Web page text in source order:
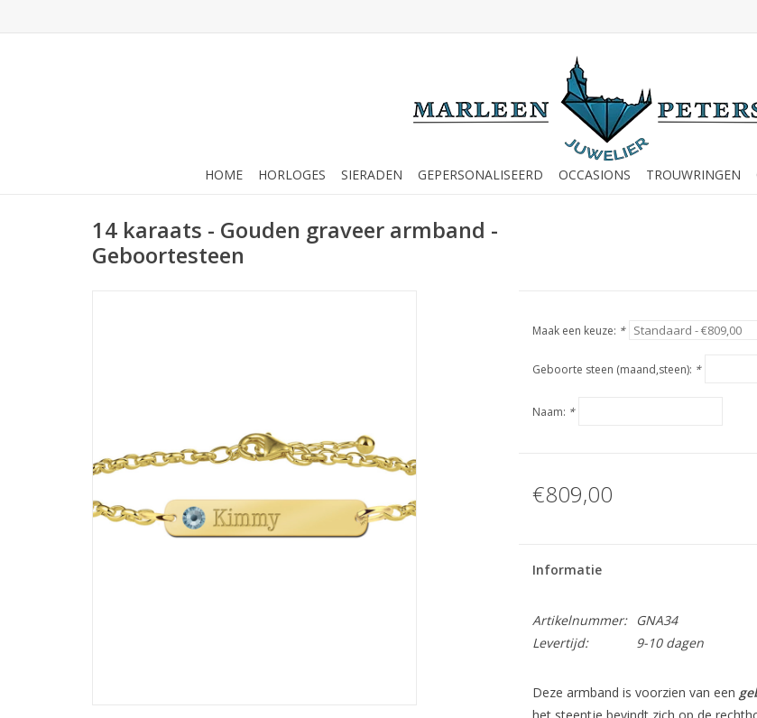
HOME HORLOGES SIERADEN GEPERSONALISEERD OCCASIONS TROUWRINGEN
14 karaats - Gouden graveer armband -
Geboortesteen
Maak een keuze: *
Geboorte steen (maand,steen): *
Naam: *
€809,00
Informatie
Artikelnummer:
GNA34
Levertijd:
9-10 dagen
Deze armband is voorzien van een